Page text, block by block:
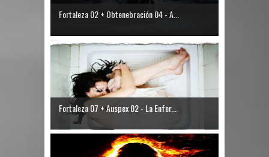
Fortaleza 02 + Obtenebración 04 - A...
Fortaleza 07 + Auspex 02 - La Enfer...